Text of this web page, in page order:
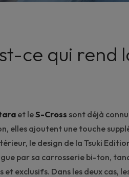
ce qui rend
et leS-Cross sont déjà
elles ajoutent une touche
le design de la Tsuki
par sa carrosserie bi-ton,
et exclusifs. Dans les deux cas,